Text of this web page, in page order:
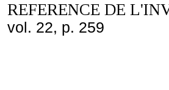
REFERENCE DE
vol. 22, p. 259